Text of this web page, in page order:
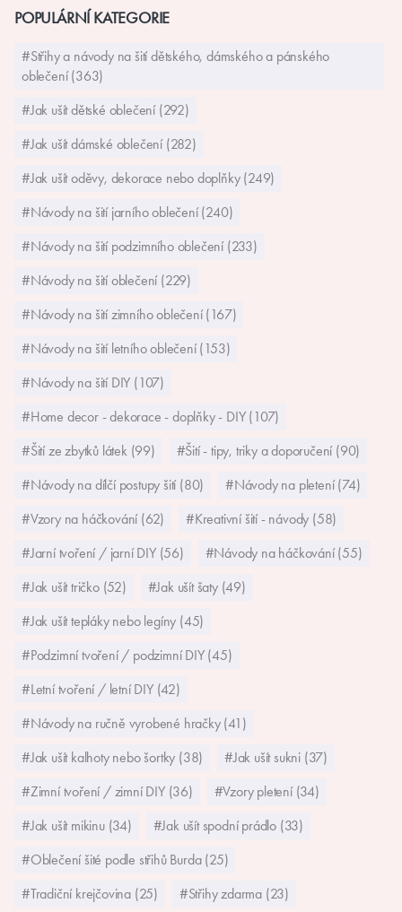
POPULÁRNÍ KATEGORIE
#Střihy a návody na šití dětského, dámského a pánského
oblečení (363)
#Jak ušít dětské oblečení (292)
#Jak ušít dámské oblečení (282)
#Jak ušít oděvy, dekorace nebo doplňky (249)
#Návody na šití jarního oblečení (240)
#Návody na šití podzimního oblečení (233)
#Návody na šití oblečení (229)
#Návody na šití zimního oblečení (167)
#Návody na šití letního oblečení (153)
#Návody na šití DIY (107)
#Home decor - dekorace - doplňky - DIY (107)
#Šití ze zbytků látek (99)
#Šití - tipy, triky a doporučení (90)
#Návody na dílčí postupy šití (80)
#Návody na pletení (74)
#Vzory na háčkování (62)
#Kreativní šití - návody (58)
#Jarní tvoření / jarní DIY (56)
#Návody na háčkování (55)
#Jak ušít tričko (52)
#Jak ušít šaty (49)
#Jak ušít tepláky nebo legíny (45)
#Podzimní tvoření / podzimní DIY (45)
#Letní tvoření / letní DIY (42)
#Návody na ručně vyrobené hračky (41)
#Jak ušít kalhoty nebo šortky (38)
#Jak ušít sukni (37)
#Zimní tvoření / zimní DIY (36)
#Vzory pletení (34)
#Jak ušít mikinu (34)
#Jak ušít spodní prádlo (33)
#Oblečení šité podle střihů Burda (25)
#Tradiční krejčovina (25)
#Střihy zdarma (23)